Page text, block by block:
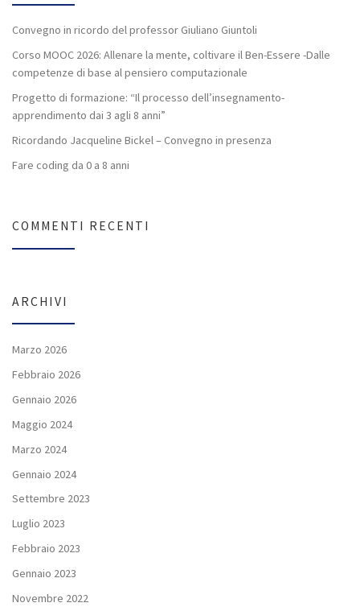
Convegno in ricordo del professor Giuliano Giuntoli
Corso MOOC 2026: Allenare la mente, coltivare il Ben-Essere -Dalle
competenze di base al pensiero computazionale
Progetto di formazione: “Il processo dell’insegnamento-
apprendimento dai 3 agli 8 anni”
Ricordando Jacqueline Bickel – Convegno in presenza
Fare coding da 0 a 8 anni
COMMENTI RECENTI
ARCHIVI
Marzo 2026
Febbraio 2026
Gennaio 2026
Maggio 2024
Marzo 2024
Gennaio 2024
Settembre 2023
Luglio 2023
Febbraio 2023
Gennaio 2023
Novembre 2022